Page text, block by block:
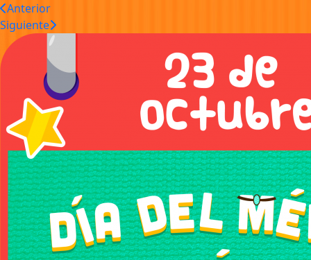
Anterior
Siguiente